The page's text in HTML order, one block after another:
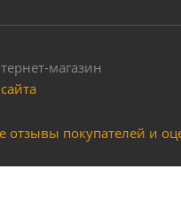
Маска сварщика
магазин